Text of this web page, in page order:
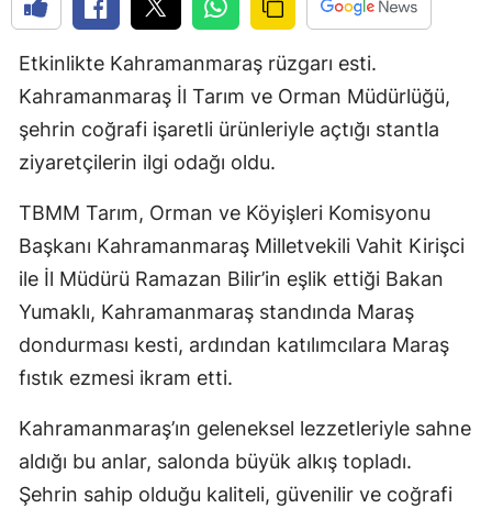
Etkinlikte Kahramanmaraş rüzgarı esti.
Kahramanmaraş İl Tarım ve Orman Müdürlüğü,
şehrin coğrafi işaretli ürünleriyle açtığı stantla
ziyaretçilerin ilgi odağı oldu.
TBMM Tarım, Orman ve Köyişleri Komisyonu
Başkanı Kahramanmaraş Milletvekili Vahit Kirişci
ile İl Müdürü Ramazan Bilir’in eşlik ettiği Bakan
Yumaklı, Kahramanmaraş standında Maraş
dondurması kesti, ardından katılımcılara Maraş
fıstık ezmesi ikram etti.
Kahramanmaraş’ın geleneksel lezzetleriyle sahne
aldığı bu anlar, salonda büyük alkış topladı.
Şehrin sahip olduğu kaliteli, güvenilir ve coğrafi